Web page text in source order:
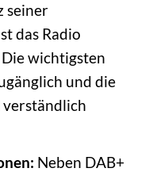
seiner
das Radio
wichtigsten
und die
Neben DAB+